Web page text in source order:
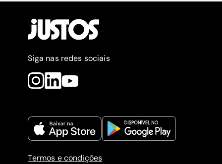
Siga nas redes sociais
Termos e condições